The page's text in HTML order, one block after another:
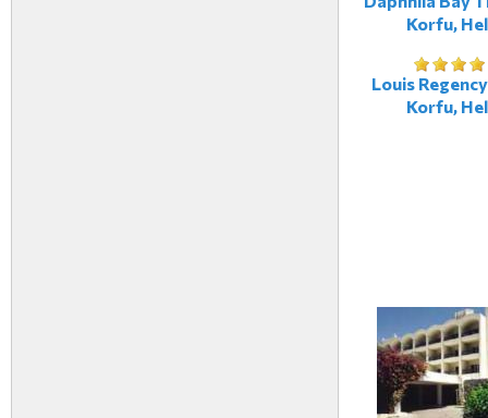
Korfu,
Louis
Korfu,